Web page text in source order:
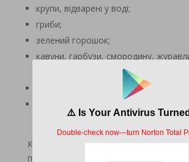
крупи, відварені у воді;
гриби;
зелений горошок;
кавуни, гарбузи, смородину,
помелу.
Крім складу рекомендованих
пропонує режим харчування.